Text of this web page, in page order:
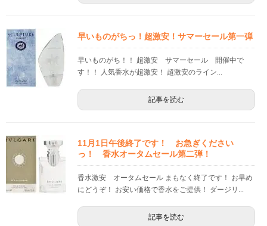
早いものがちっ！超激安！サマーセール第一弾
早いものがち！！ 超激安 サマーセール 開催中で
す！！ 人気香水が超激安！ 超激安のライン...
記事を読む
11月1日午後終了です！ お急ぎください
っ！ 香水オータムセール第二弾！
香水激安 オータムセール まもなく終了です！ お早め
にどうぞ！ お安い価格で香水をご提供！ ダージリ...
記事を読む